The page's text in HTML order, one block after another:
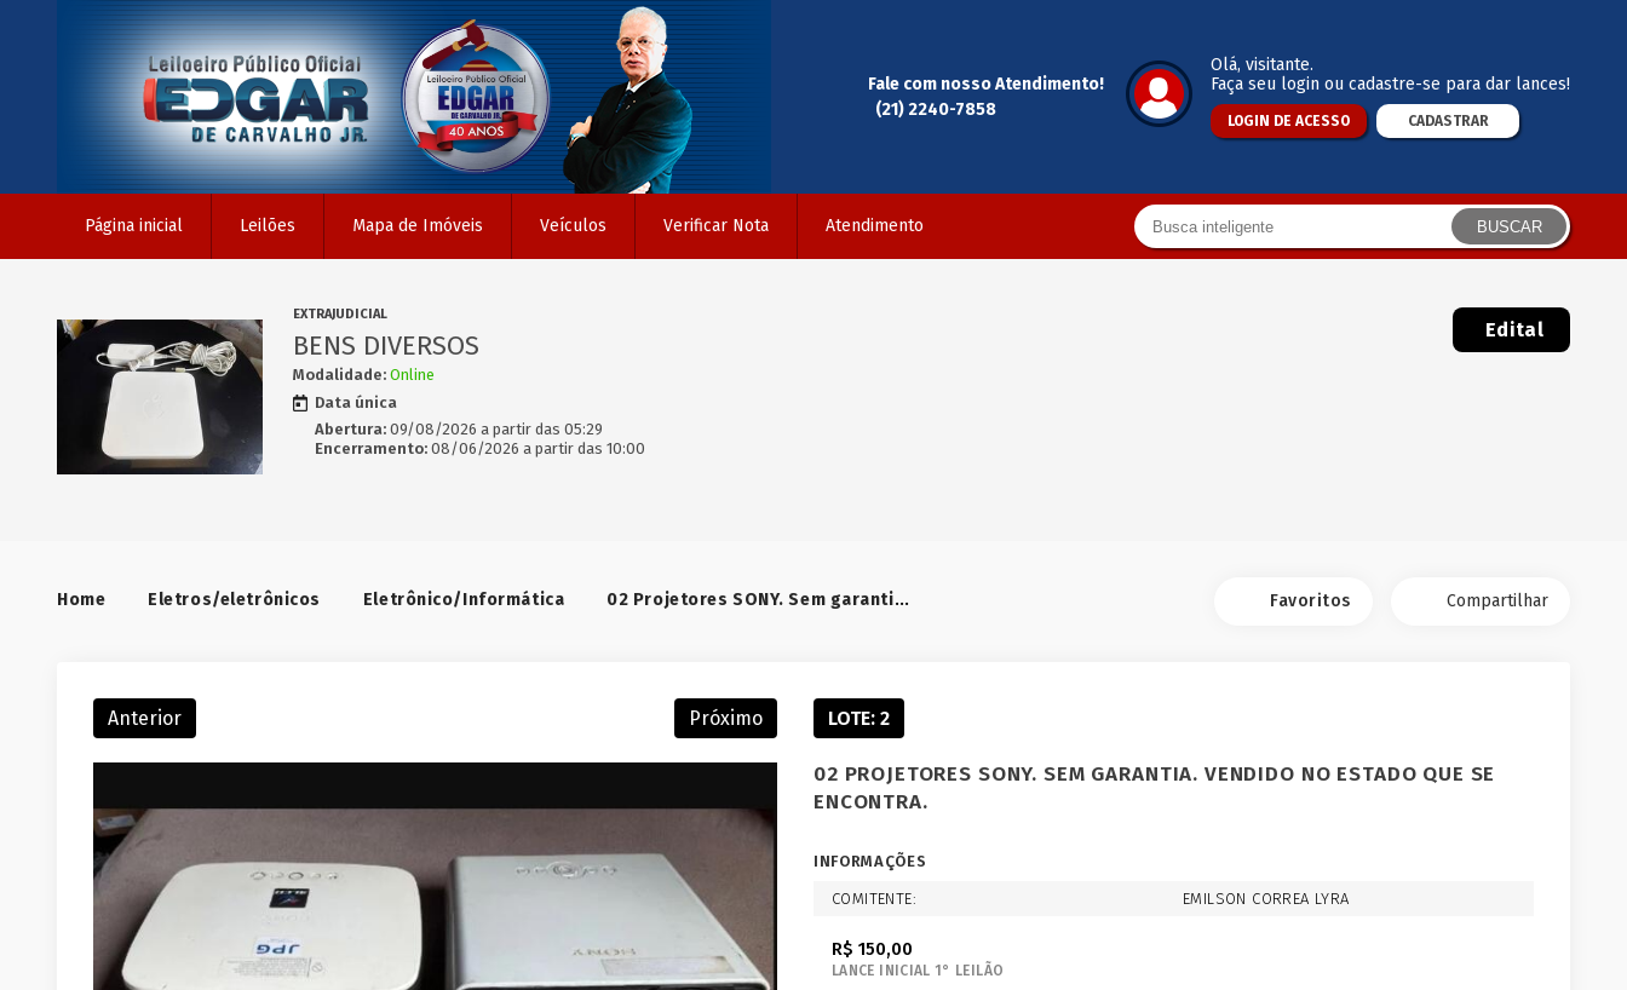
Fale com nosso Atendimento!
(21) 2240-7858
Olá, visitante.
Faça seu login ou cadastre-se para dar lances!
LOGIN DE ACESSO CADASTRAR
Página inicial Leilões Mapa de Imóveis Veículos Verificar Nota Atendimento BUSCAR
EXTRAJUDICIAL
BENS DIVERSOS
Modalidade: Online
Data única
Abertura:09/08/2026 a partir das 05:29
Encerramento:08/06/2026 a partir das 10:00
Edital
Home Eletros/eletrônicos Eletrônico/Informática 02 Projetores SONY. Sem garantia. Vendido no estado que se encontra. Favoritos Compartilhar
Anterior Próximo LOTE: 2
02 PROJETORES SONY. SEM GARANTIA. VENDIDO NO ESTADO QUE SE
ENCONTRA.
INFORMAÇÕES
COMITENTE: EMILSON CORREA LYRA
R$ 150,00
LANCE INICIAL 1° LEILÃO